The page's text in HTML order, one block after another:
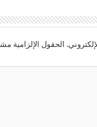
الحقول الإلزامية